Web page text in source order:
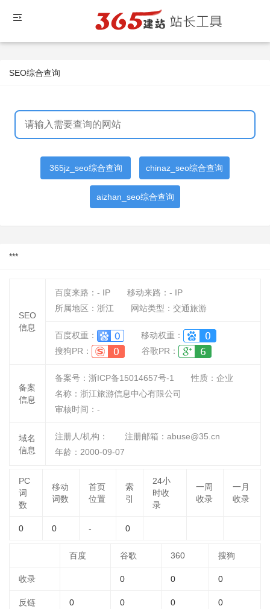
SEO综合查询
365jz_seo综合查询 chinaz_seo综合查询
aizhan_seo综合查询
***
SEO
信息
百度来路： - IP 移动来路： - IP
所属地区：浙江
网站类型：交通旅游
百度权重：
移动权重：
搜狗PR：
谷歌PR：
备案
信息
备案号：浙ICP备15014657号-1 性质： 企业
名称： 浙江旅游信息中心有限公司
审核时间： -
域名
信息
注册人/机构：
注册邮箱：abuse@35.cn
年龄：2000-09-07
PC
词
数
移动
词数
首页
位置
索
引
24小
时收
录
一周
收录
一月
收录
0 0 - 0
百度 谷歌 360 搜狗
收录 0 0 0
反链 0 0 0 0